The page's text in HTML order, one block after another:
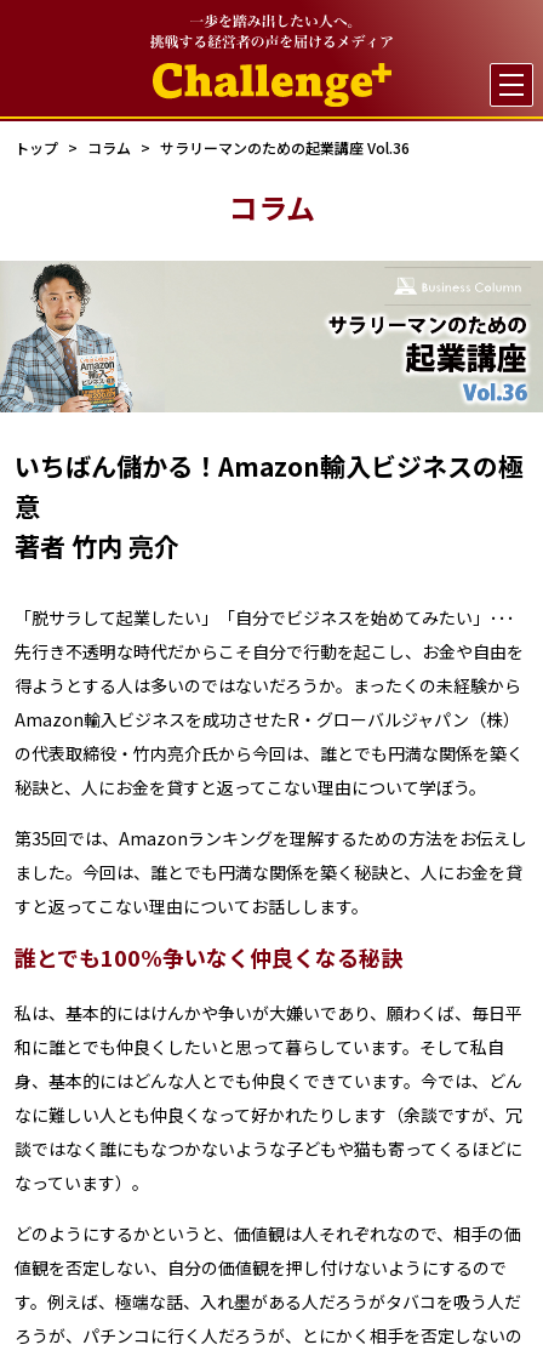

トップ コラム サラリーマンのための起業講座 Vol.36
コラム
いちばん儲かる！Amazon輸入ビジネスの極
意
著者 竹内 亮介
「脱サラして起業したい」「自分でビジネスを始めてみたい」･･･
先行き不透明な時代だからこそ自分で行動を起こし、お金や自由を
得ようとする人は多いのではないだろうか。まったくの未経験から
Amazon輸入ビジネスを成功させたR・グローバルジャパン（株）
の代表取締役・竹内亮介氏から今回は、誰とでも円満な関係を築く
秘訣と、人にお金を貸すと返ってこない理由について学ぼう。
第35回では、Amazonランキングを理解するための方法をお伝えし
ました。今回は、誰とでも円満な関係を築く秘訣と、人にお金を貸
すと返ってこない理由についてお話しします。
誰とでも100%争いなく仲良くなる秘訣
私は、基本的にはけんかや争いが大嫌いであり、願わくば、毎日平
和に誰とでも仲良くしたいと思って暮らしています。そして私自
身、基本的にはどんな人とでも仲良くできています。今では、どん
なに難しい人とも仲良くなって好かれたりします（余談ですが、冗
談ではなく誰にもなつかないような子どもや猫も寄ってくるほどに
なっています）。
どのようにするかというと、価値観は人それぞれなので、相手の価
値観を否定しない、自分の価値観を押し付けないようにするので
す。例えば、極端な話、入れ墨がある人だろうがタバコを吸う人だ
ろうが、パチンコに行く人だろうが、とにかく相手を否定しないの